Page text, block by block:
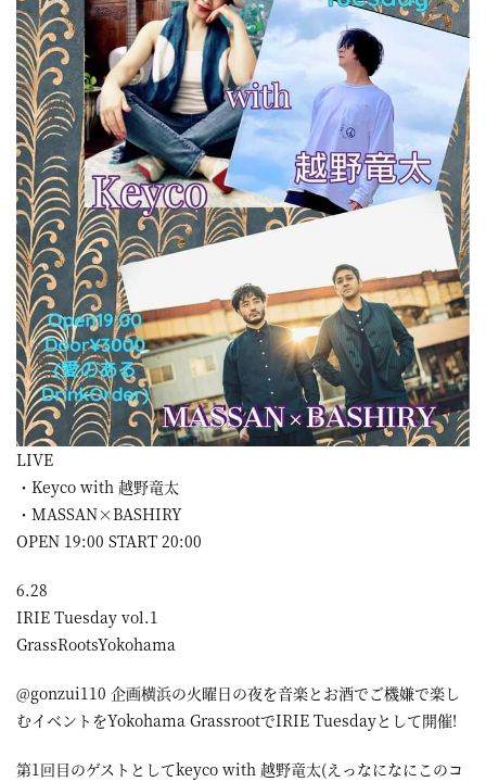
LIVE
・Keyco with 越野竜太
・MASSAN×BASHIRY
OPEN 19:00 START 20:00
6.28
IRIE Tuesday vol.1
GrassRootsYokohama
@gonzui110 企画横浜の火曜日の夜を音楽とお酒でご機嫌で楽し
むイベントをYokohama GrassrootでIRIE Tuesdayとして開催!
第1回目のゲストとしてkeyco with 越野竜太(えっなになにこのコ